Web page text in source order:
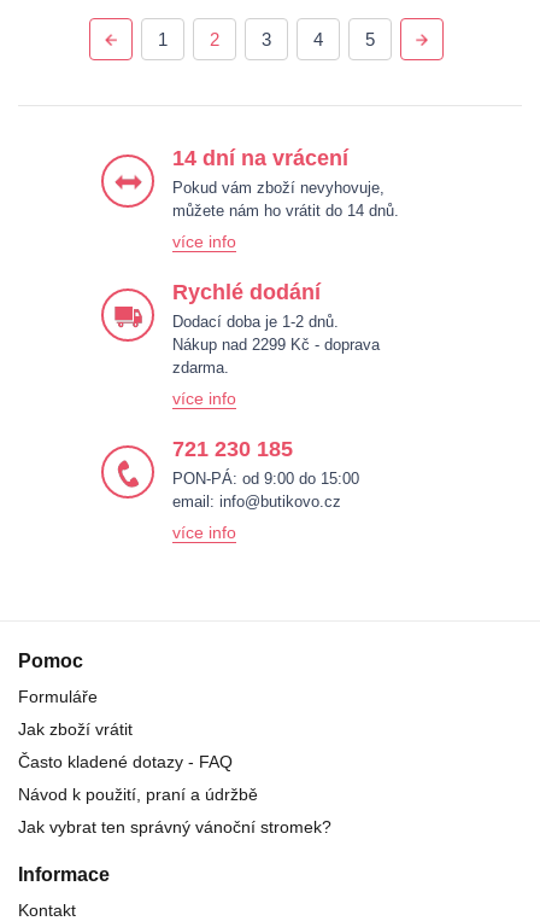
1 2 3 4 5
14 dní na vrácení
Pokud vám zboží nevyhovuje,
můžete nám ho vrátit do 14 dnů.
více info
Rychlé dodání
Dodací doba je 1-2 dnů.
Nákup nad 2299 Kč - doprava
zdarma.
více info
721 230 185
PON-PÁ: od 9:00 do 15:00
email: info@butikovo.cz
více info
Pomoc
Formuláře
Jak zboží vrátit
Často kladené dotazy - FAQ
Návod k použití, praní a údržbě
Jak vybrat ten správný vánoční stromek?
Informace
Kontakt